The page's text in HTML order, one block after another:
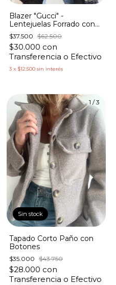
Blazer "Gucci" -
Lentejuelas Forrado con
Hombreras
$37.500 $62.500
$30.000 con
Transferencia o Efectivo
3 x $12.500 sin interés
1 /3
Sin stock
Tapado Corto Paño con
Botones
$35.000 $43.750
$28.000 con
Transferencia o Efectivo